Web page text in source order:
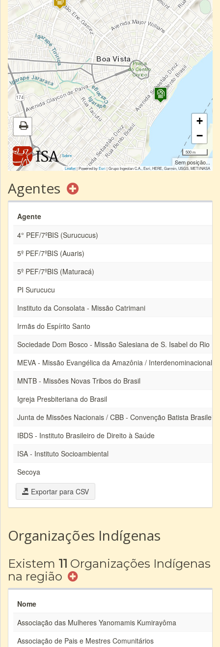
|Sobre
+
−
500 m
Sem posição...
Leaflet| Powered byEsri|Grupo Ingeolan C.A., Esri, HERE, Garmin, USGS, METI/NASA
Agentes
Agente
4° PEF/7ºBIS (Surucucus)
5º PEF/7ºBIS (Auaris)
5º PEF/7ºBIS (Maturacá)
PI Surucucu
Instituto da Consolata - Missão Catrimani
Irmãs do Espírito Santo
Sociedade Dom Bosco - Missão Salesiana de S. Isabel do Rio
MEVA - Missão Evangélica da Amazônia / Interdenominacional
MNTB - Missões Novas Tribos do Brasil
Igreja Presbiteriana do Brasil
Junta de Missões Nacionais / CBB - Convenção Batista Brasileira
IBDS - Instituto Brasileiro de Direito à Saúde
ISA - Instituto Socioambiental
Secoya
Exportar para CSV
Organizações Indígenas
Existem 11 Organizações Indígenas
na região
Nome
Associação das Mulheres Yanomamis Kumirayôma
Associação de Pais e Mestres Comunitários